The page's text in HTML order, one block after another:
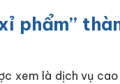
phẩm”
xem là dịch vụ